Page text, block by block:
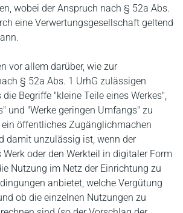
wobei der Anspruch nach § 52a Abs.
eine Verwertungsgesellschaft geltend
vor allem darüber, wie zur
§ 52a Abs. 1 UrhG zulässigen
Begriffe "kleine Teile eines Werkes",
und "Werke geringen Umfangs" zu
öffentliches Zugänglichmachen
damit unzulässig ist, wenn der
Werk oder den Werkteil in digitaler Form
Nutzung im Netz der Einrichtung zu
anbietet, welche Vergütung
ob die einzelnen Nutzungen zu